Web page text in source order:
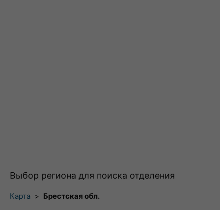
Выбор региона для поиска отделения
Карта > Брестская обл.